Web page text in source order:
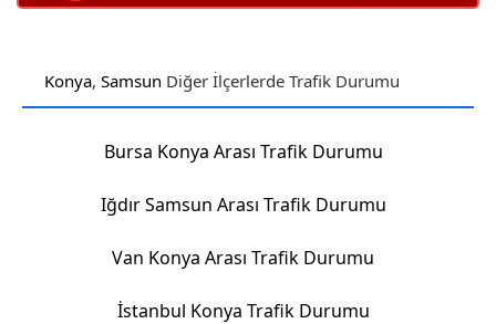
Konya, Samsun Diğer İlçerlerde Trafik Durumu
Bursa Konya Arası Trafik Durumu
Iğdır Samsun Arası Trafik Durumu
Van Konya Arası Trafik Durumu
İstanbul Konya Trafik Durumu